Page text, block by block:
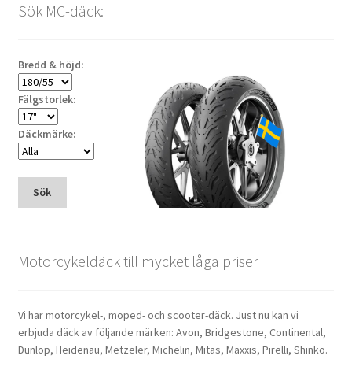
Sök MC-däck:
Bredd & höjd:
Fälgstorlek:
Däckmärke:
Sök
Motorcykeldäck till mycket låga priser
Vi har motorcykel-, moped- och scooter-däck. Just nu kan vi
erbjuda däck av följande märken: Avon, Bridgestone, Continental,
Dunlop, Heidenau, Metzeler, Michelin, Mitas, Maxxis, Pirelli, Shinko.